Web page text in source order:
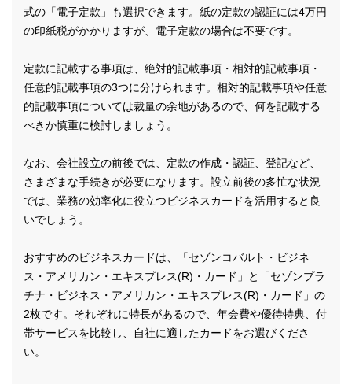
式の「電子定款」も選択できます。紙の定款の認証には4万円
の印紙税がかかりますが、電子定款の場合は不要です。
定款に記載する事項は、絶対的記載事項・相対的記載事項・
任意的記載事項の3つに分けられます。相対的記載事項や任意
的記載事項については裁量の余地があるので、何を記載する
べきか慎重に検討しましょう。
なお、会社設立の前後では、定款の作成・認証、登記など、
さまざまな手続きが必要になります。設立前後の多忙な状況
では、業務の効率化に役立つビジネスカードを活用すると良
いでしょう。
おすすめのビジネスカードは、「セゾンコバルト・ビジネ
ス・アメリカン・エキスプレス(R)・カード」と「セゾンプラ
チナ・ビジネス・アメリカン・エキスプレス(R)・カード」の
2枚です。それぞれに特長があるので、年会費や優待特典、付
帯サービスを比較し、自社に適したカードをお選びくださ
い。